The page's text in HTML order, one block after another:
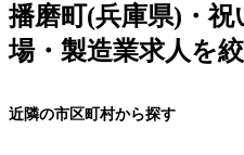
播磨町(兵庫県)・
場・製造業求人を
近隣の市区町村から探す